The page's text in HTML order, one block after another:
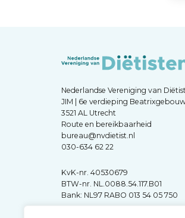
Nederlandse Vereniging van
JIM | 6e verdieping
3521 AL Utrecht
Route en bereikbaarheid
bureau@nvdietist.nl
030-634 62 22
KvK-nr. 40530679
BTW-nr. NL.0088.54.117.B01
Bank: NL97 RABO 013 54 05 750